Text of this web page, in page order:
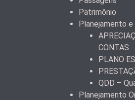
Patrimônio
Planejamento
CONTAS
PLANO
QDD –
Planejamento